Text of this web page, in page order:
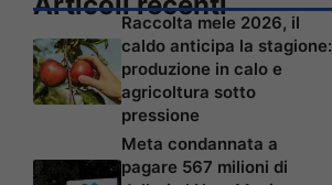
Raccolta mele 2026, il
caldo anticipa la stagione:
produzione in calo e
agricoltura sotto
pressione
Meta condannata a
pagare 567 milioni di